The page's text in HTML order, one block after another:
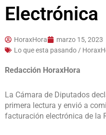
Electrónica
HoraxHora
marzo 15, 2023
Lo que esta pasando /
Redacción HoraxHora
La Cámara de Diputados
primera lectura y envió a
facturación electrónica de la